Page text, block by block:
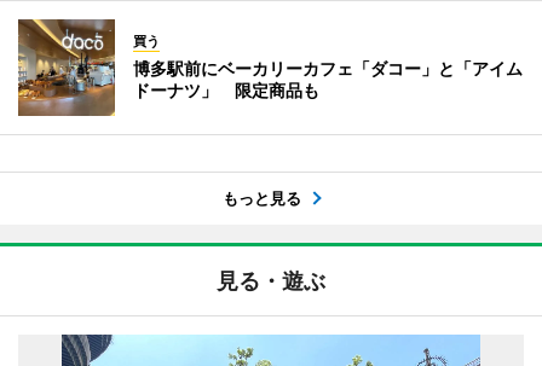
買う
博多駅前にベーカリーカフェ「ダコー」と「アイム
ドーナツ」 限定商品も
もっと見る
見る・遊ぶ